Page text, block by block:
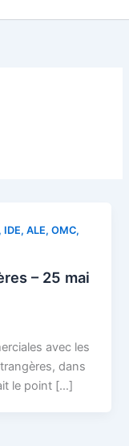
ALE, OMC,
– 25 mai
avec les
dans
le point […]